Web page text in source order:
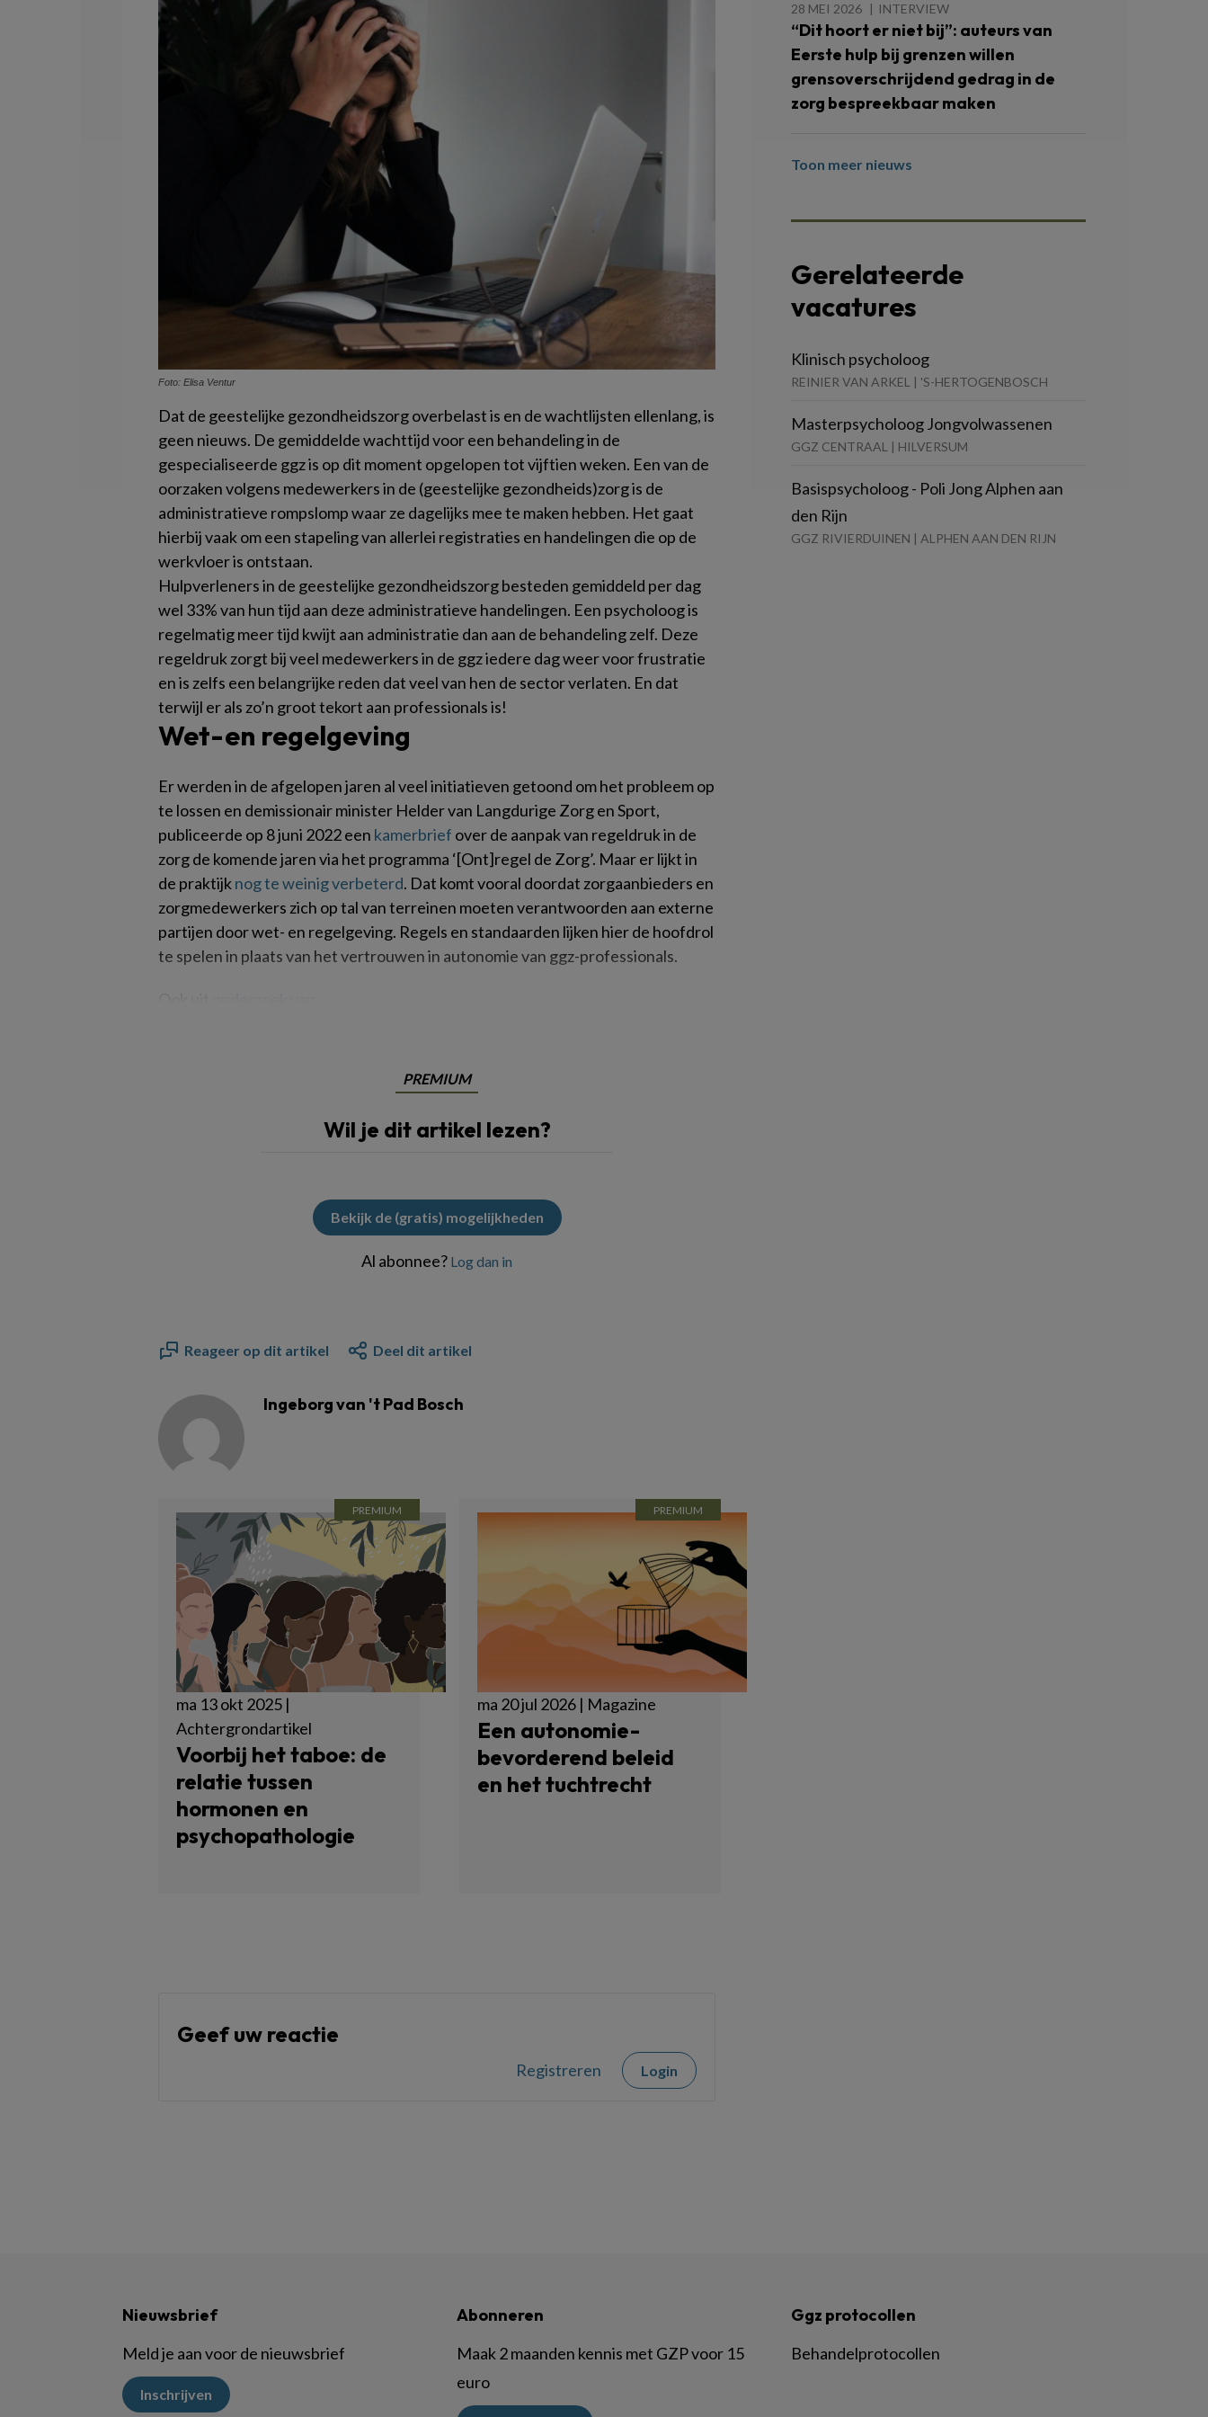
Foto: Elisa Ventur
Dat de geestelijke gezondheidszorg overbelast is en de wachtlijsten ellenlang, is
geen nieuws. De gemiddelde wachttijd voor een behandeling in de
gespecialiseerde ggz is op dit moment opgelopen tot vijftien weken. Een van de
oorzaken volgens medewerkers in de (geestelijke gezondheids)zorg is de
administratieve rompslomp waar ze dagelijks mee te maken hebben. Het gaat
hierbij vaak om een stapeling van allerlei registraties en handelingen die op de
werkvloer is ontstaan.
Hulpverleners in de geestelijke gezondheidszorg besteden gemiddeld per dag
wel 33% van hun tijd aan deze administratieve handelingen. Een psycholoog is
regelmatig meer tijd kwijt aan administratie dan aan de behandeling zelf. Deze
regeldruk zorgt bij veel medewerkers in de ggz iedere dag weer voor frustratie
en is zelfs een belangrijke reden dat veel van hen de sector verlaten. En dat
terwijl er als zo’n groot tekort aan professionals is!
Wet-en regelgeving
Er werden in de afgelopen jaren al veel initiatieven getoond om het probleem op
te lossen en demissionair minister Helder van Langdurige Zorg en Sport,
publiceerde op 8 juni 2022 een kamerbrief over de aanpak van regeldruk in de
zorg de komende jaren via het programma ‘[Ont]regel de Zorg’. Maar er lijkt in
de praktijknog te weinig verbeterd. Dat komt vooral doordat zorgaanbieders en
zorgmedewerkers zich op tal van terreinen moeten verantwoorden aan externe
partijen door wet- en regelgeving. Regels en standaarden lijken hier de hoofdrol
te spelen in plaats van het vertrouwen in autonomie van ggz-professionals.
PREMIUM
Wil je dit artikel lezen?
Bekijk de (gratis) mogelijkheden
Al abonnee? Log dan in
Reageer op dit artikel Deel dit artikel
Ingeborg van 't Pad Bosch
ma 13 okt 2025 |
Achtergrondartikel
Voorbij het taboe: de
relatie tussen
hormonen en
psychopathologie
ma 20 jul 2026 | Magazine
Een autonomie-
bevorderend beleid
en het tuchtrecht
Geef uw reactie
Registreren Login
28 MEI 2026 INTERVIEW
“Dit hoort er niet bij”: auteurs van
Eerste hulp bij grenzen willen
grensoverschrijdend gedrag in de
zorg bespreekbaar maken
Toon meer nieuws
Gerelateerde
vacatures
Klinisch psycholoog
REINIER VAN ARKEL | 'S-HERTOGENBOSCH
Masterpsycholoog Jongvolwassenen
GGZ CENTRAAL | HILVERSUM
Basispsycholoog - Poli Jong Alphen aan
den Rijn
GGZ RIVIERDUINEN | ALPHEN AAN DEN RIJN
Nieuwsbrief
Meld je aan voor de nieuwsbrief
Inschrijven
Abonneren
Maak 2 maanden kennis met GZP voor 15
euro
Ggz protocollen
Behandelprotocollen